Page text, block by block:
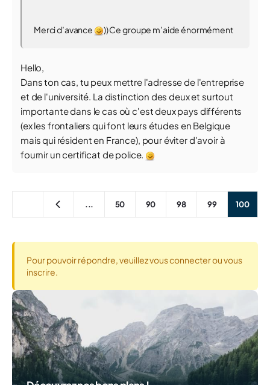
Merci d’avance )) Ce groupe m’aide énormément
Hello,
Dans ton cas, tu peux mettre l'adresse de l'entreprise
et de l'université. La distinction des deux et surtout
importante dans le cas où c'est deux pays différents
(ex les frontaliers qui font leurs études en Belgique
mais qui résident en France), pour éviter d'avoir à
fournir un certificat de police.
... 50 90 98 99 100
Pour pouvoir répondre, veuillez vous connecter ou vous
inscrire.